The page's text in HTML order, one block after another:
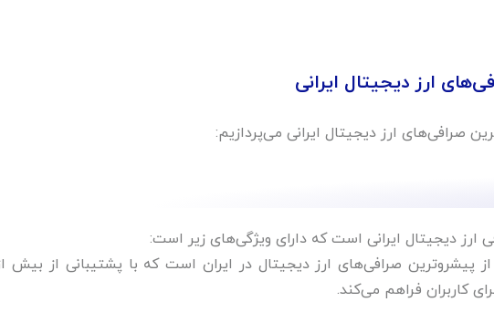
ارز دیجیتال ایرانی
صرافی‌های ارز دیجیتال ایرانی می‌پردازیم:
ارز دیجیتال ایرانی است که دارای ویژگی‌های زیر است:
کاربران فراهم می‌کند.